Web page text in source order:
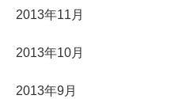
2013年11月
2013年10月
2013年9月